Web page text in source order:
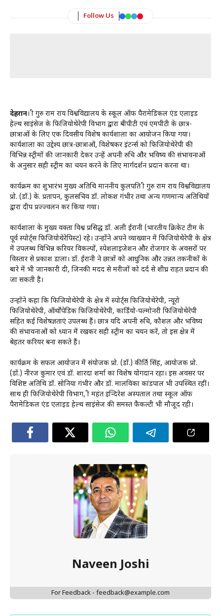
Follow Us
देहरादून। श्री गुरु राम राय विश्वविद्यालय के स्कूल ऑफ पैरामेडिकल एंड एलाइड
हेल्थ साइंसेज के फिजियोथेरेपी विभाग द्वारा बीपीटी एवं एमपीटी के छात्र-
छात्राओं के लिए एक दिवसीय विशेष कार्यशाला का आयोजन किया गया।
कार्यशाला का उद्देश्य छात्र-छात्राओं, विशेषकर इंटर्न्स को फिजियोथेरेपी की
विभिन्न स्ट्रीमों की जानकारी देकर उन्हें अपनी रुचि और भविष्य की संभावनाओं
के अनुसार सही स्ट्रीम का चयन करने के लिए मार्गदर्शन प्रदान करना था।
कार्यक्रम का शुभारंभ मुख्य अतिथि माननीय कुलपति श्री गुरु राम राय विश्वविद्यालय
प्रो. (डॉ.) के. प्रतापन, कुलसचिव डॉ. लोकश गंभीर तथा अन्य गणमान्य अतिथियों
द्वारा दीप प्रज्ज्वलन कर किया गया।
कार्यशाला के मुख्य वक्ता विश्व प्रसिद्ध डॉ. अली ईरानी (भारतीय क्रिकेट टीम के
पूर्व स्पोर्ट्स फिजियोथेरेपिस्ट) रहे। उन्होंने अपने व्याख्यान में फिजियोथेरेपी के क्षेत्र
में उपलब्ध विभिन्न करियर विकल्पों, स्पेशलाइजेशन और रोजगार के अवसरों पर
विस्तार से प्रकाश डाला। डॉ. ईरानी ने छात्रों को आधुनिक और उन्नत तकनीकों के
बारे में भी जानकारी दी, जिनकी मदद से मरीजों को दर्द से शीघ्र राहत प्रदान की
जा सकती है।
उन्होंने कहा कि फिजियोथेरेपी के क्षेत्र में स्पोर्ट्स फिजियोथेरेपी, न्यूरो
फिजियोथेरेपी, ऑर्थोपेडिक फिजियोथेरेपी, कार्डियो-पल्मोनरी फिजियोथेरेपी
सहित कई विशेषज्ञताएं उपलब्ध हैं। छात्र यदि अपनी रुचि, कौशल और भविष्य
की संभावनाओं को ध्यान में रखकर सही स्ट्रीम का चयन करें, तो इस क्षेत्र में
बेहतर करियर बना सकते हैं।
कार्यक्रम के सफल आयोजन में संयोजक प्रो. (डॉ.) कीर्ति सिंह, आयोजक प्रो.
(डॉ.) नीरज कुमार एवं डॉ. शारदा शर्मा का विशेष योगदान रहा। इस अवसर पर
विशिष्ट अतिथि डॉ. सोनिया गंभीर और डॉ. मालविका कांडपाल भी उपस्थित रहीं।
साथ ही फिजियोथेरेपी विभाग, श्री महंत इन्दिरेश अस्पताल तथा स्कूल ऑफ
पैरामेडिकल एंड एलाइड हेल्थ साइंसेज की समस्त फैकल्टी भी मौजूद रही।
Naveen Joshi
For Feedback - feedback@example.com